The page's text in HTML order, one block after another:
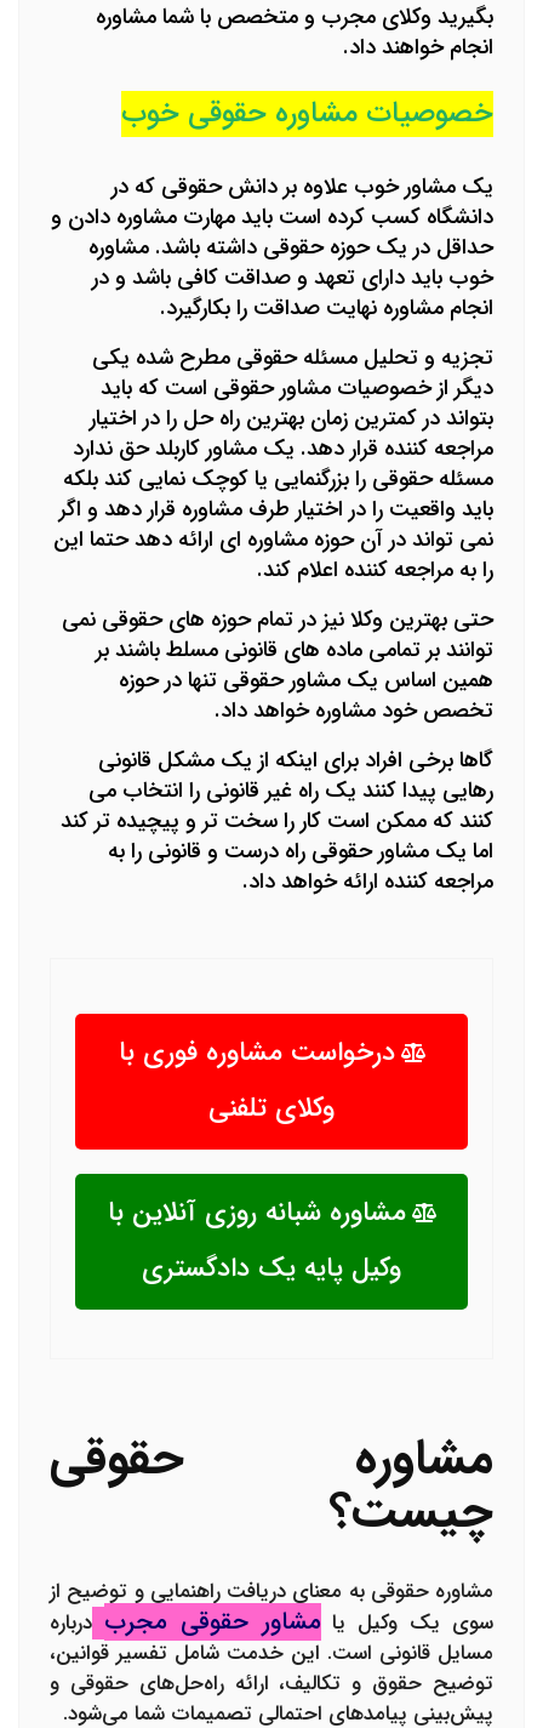
بگیرید وکلای مجرب و متخصص با شما مشاوره
انجام خواهند داد.
خصوصیات مشاوره حقوقی خوب
یک مشاور خوب علاوه بر دانش حقوقی که در
دانشگاه کسب کرده است باید مهارت مشاوره دادن و
حداقل در یک حوزه حقوقی داشته باشد. مشاوره
خوب باید دارای تعهد و صداقت کافی باشد و در
انجام مشاوره نهایت صداقت را بکارگیرد.
تجزیه و تحلیل مسئله حقوقی مطرح شده یکی
دیگر از خصوصیات مشاور حقوقی است که باید
بتواند در کمترین زمان بهترین راه حل را در اختیار
مراجعه کننده قرار دهد. یک مشاور کاربلد حق ندارد
مسئله حقوقی را بزرگنمایی یا کوچک نمایی کند بلکه
باید واقعیت را در اختیار طرف مشاوره قرار دهد و اگر
نمی تواند در آن حوزه مشاوره ای ارائه دهد حتما این
را به مراجعه کننده اعلام کند.
حتی بهترین وکلا نیز در تمام حوزه های حقوقی نمی
توانند بر تمامی ماده های قانونی مسلط باشند بر
همین اساس یک مشاور حقوقی تنها در حوزه
تخصص خود مشاوره خواهد داد.
گاها برخی افراد برای اینکه از یک مشکل قانونی
رهایی پیدا کنند یک راه غیر قانونی را انتخاب می
کنند که ممکن است کار را سخت تر و پیچیده تر کند
اما یک مشاور حقوقی راه درست و قانونی را به
مراجعه کننده ارائه خواهد داد.
درخواست مشاوره فوری با
وکلای تلفنی
مشاوره شبانه روزی آنلاین با
وکیل پایه یک دادگستری
مشاوره حقوقی
چیست؟
مشاوره حقوقی به معنای دریافت راهنمایی و توضیح از
سوی یک وکیل یا مشاور حقوقی مجرب درباره
مسایل قانونی است. این خدمت شامل تفسیر قوانین،
توضیح حقوق و تکالیف، ارائه راه‌حل‌های حقوقی و
پیش‌بینی پیامدهای احتمالی تصمیمات شما می‌شود.